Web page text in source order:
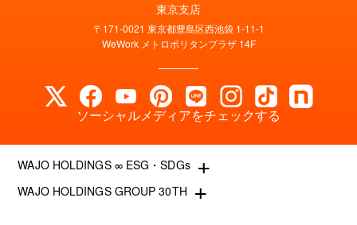
東京支店
〒171-0021 東京都豊島区西池袋 1-11-1
WeWork メトロポリタンプラザ 14F
ソーシャルメディアをチェックする
WAJO HOLDINGS ∞ ESG・SDGs +
新サービスサイト
WAJO HOLDINGS GROUP 30TH +